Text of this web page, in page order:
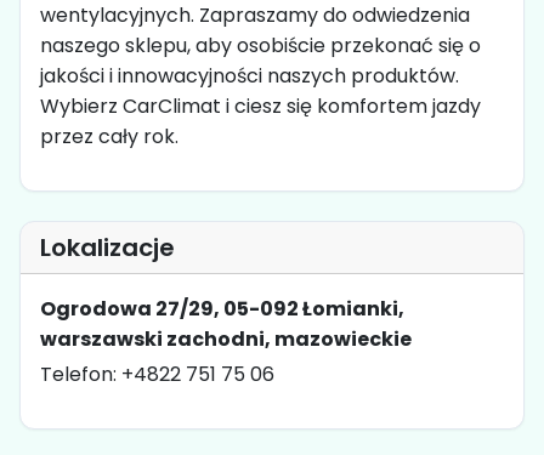
wentylacyjnych. Zapraszamy do odwiedzenia
naszego sklepu, aby osobiście przekonać się o
jakości i innowacyjności naszych produktów.
Wybierz CarClimat i ciesz się komfortem jazdy
przez cały rok.
Lokalizacje
Ogrodowa 27/29, 05-092 Łomianki,
warszawski zachodni, mazowieckie
Telefon: +4822 751 75 06